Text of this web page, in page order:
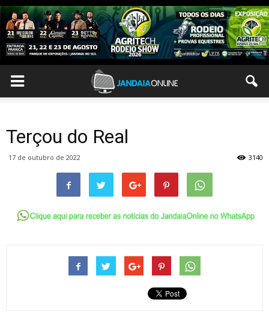
Terçou do Real
17 de outubro de 2022 3140